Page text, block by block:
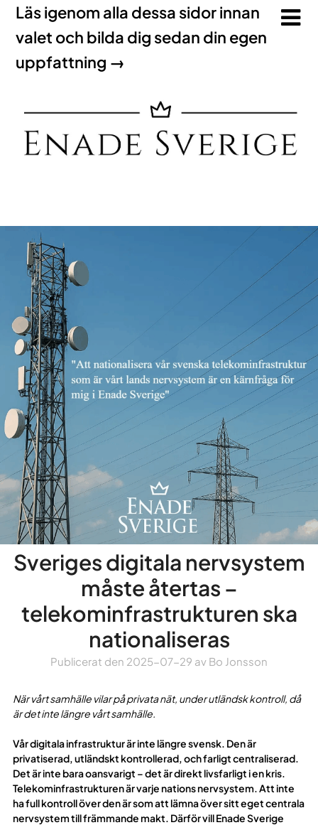
Läs igenom alla dessa sidor innan
valet och bilda dig sedan din egen
uppfattning →
Sveriges digitala nervsystem
måste återtas –
telekominfrastrukturen ska
nationaliseras
Publicerat den 2025-07-29 av Bo Jonsson
När vårt samhälle vilar på privata nät, under utländsk kontroll, då
är det inte längre vårt samhälle.
Vår digitala infrastruktur är inte längre svensk. Den är
privatiserad, utländskt kontrollerad, och farligt centraliserad.
Det är inte bara oansvarigt – det är direkt livsfarligt i en kris.
Telekominfrastrukturen är varje nations nervsystem. Att inte
ha full kontroll över den är som att lämna över sitt eget centrala
nervsystem till främmande makt. Därför vill Enade Sverige